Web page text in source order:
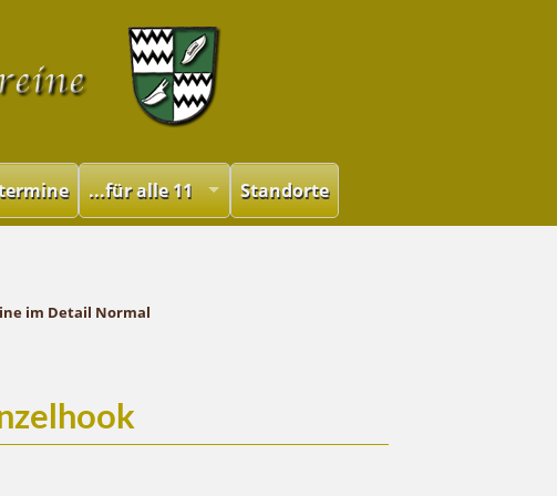
...für alle 11 Standorte
im Detail Normal